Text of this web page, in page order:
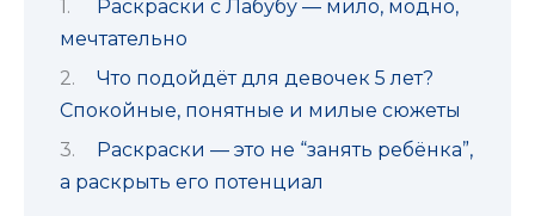
Раскраски с Лабубу — мило, модно,
мечтательно
Что подойдёт для девочек 5 лет?
Спокойные, понятные и милые сюжеты
Раскраски — это не “занять ребёнка”,
а раскрыть его потенциал